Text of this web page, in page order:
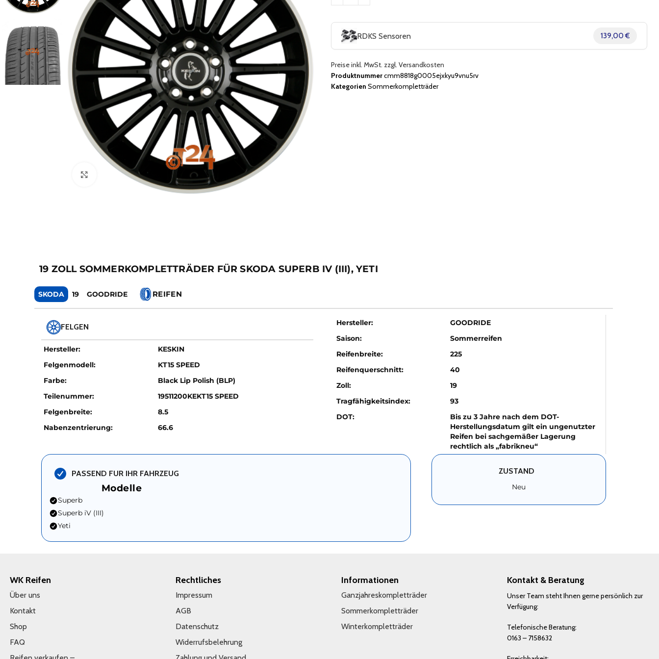
Zum Vergrößern klicken
RDKS Sensoren 139,00 €
Preise inkl. MwSt. zzgl. Versandkosten
Produktnummercmm8818g0005ejxkyu9vnu5rv
Kategorien Sommerkompletträder
19 ZOLL SOMMERKOMPLETTRÄDER FÜR SKODA SUPERB IV (III), YETI
SKODA 19 GOODRIDE REIFEN
FELGEN
Hersteller:
KESKIN
Felgenmodell:
KT15 SPEED
Farbe:
Black Lip Polish (BLP)
Teilenummer:
19511200KEKT15 SPEED
Felgenbreite:
8.5
Nabenzentrierung:
66.6
Hersteller:
GOODRIDE
Saison:
Sommerreifen
Reifenbreite:
225
Reifenquerschnitt:
40
Zoll:
19
Tragfähigkeitsindex:
93
DOT:
Bis zu 3 Jahre nach dem DOT-
Herstellungsdatum gilt ein ungenutzter
Reifen bei sachgemäßer Lagerung
rechtlich als „fabrikneu“
PASSEND FUR IHR FAHRZEUG
Modelle
Superb
Superb iV (III)
Yeti
ZUSTAND
Neu
WK Reifen
Über uns
Kontakt
Shop
FAQ
Rechtliches
Impressum
AGB
Datenschutz
Widerrufsbelehrung
Informationen
Ganzjahreskompletträder
Sommerkompletträder
Winterkompletträder
Kontakt & Beratung
Unser Team steht Ihnen gerne persönlich zur
Verfügung:
Telefonische Beratung:
0163 – 7158632